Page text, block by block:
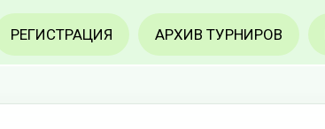
РЕГИСТРАЦИЯ АРХИВ ТУРНИРОВ